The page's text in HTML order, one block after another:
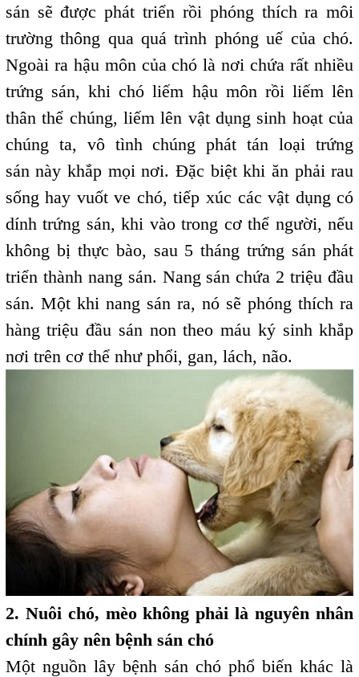
sán sẽ được phát triển rồi phóng thích ra môi
trường thông qua quá trình phóng uế của chó.
Ngoài ra hậu môn của chó là nơi chứa rất nhiều
trứng sán, khi chó liếm hậu môn rồi liếm lên
thân thể chúng, liếm lên vật dụng sinh hoạt của
chúng ta, vô tình chúng phát tán loại trứng
sán này khắp mọi nơi. Đặc biệt khi ăn phải rau
sống hay vuốt ve chó, tiếp xúc các vật dụng có
dính trứng sán, khi vào trong cơ thể người, nếu
không bị thực bào, sau 5 tháng trứng sán phát
triển thành nang sán. Nang sán chứa 2 triệu đầu
sán. Một khi nang sán ra, nó sẽ phóng thích ra
hàng triệu đầu sán non theo máu ký sinh khắp
nơi trên cơ thể như phổi, gan, lách, não.
2. Nuôi chó, mèo không phải là nguyên nhân
chính gây nên bệnh sán chó
Một nguồn lây bệnh sán chó phổ biến khác là